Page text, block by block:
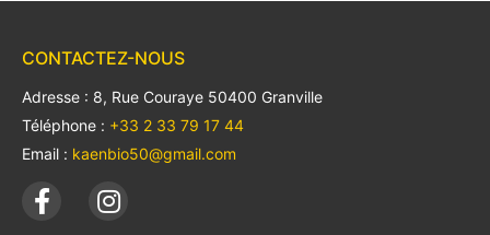
CONTACTEZ-NOUS
Adresse : 8, Rue Couraye 50400 Granville
Téléphone : +33 2 33 79 17 44
Email : kaenbio50@gmail.com